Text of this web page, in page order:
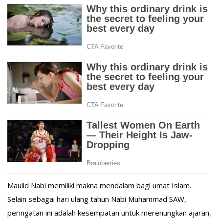
Maulid Nabi memiliki makna mendalam bagi umat Islam.
Selain sebagai hari ulang tahun Nabi Muhammad SAW,
peringatan ini adalah kesempatan untuk merenungkan ajaran,